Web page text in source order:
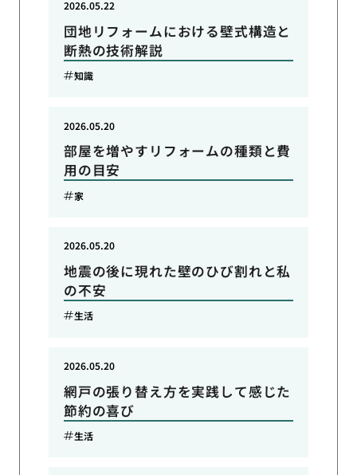
団地リフォームにおける壁式構造と
断熱の技術解説
2026.05.22
知識
部屋を増やすリフォームの種類と費
用の目安
2026.05.20
家
地震の後に現れた壁のひび割れと私
の不安
2026.05.20
生活
網戸の張り替え方を実践して感じた
節約の喜び
2026.05.20
生活